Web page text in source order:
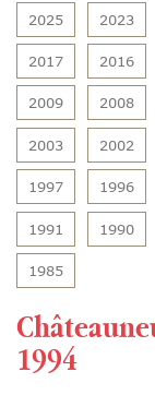
2025 2023
2017 2016
2009 2008
2003 2002
1997 1996
1991 1990
1985
1994